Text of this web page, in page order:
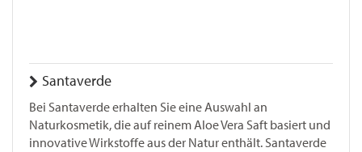
Santaverde
Bei Santaverde erhalten Sie eine Auswahl an
Naturkosmetik, die auf reinem Aloe Vera Saft basiert und
innovative Wirkstoffe aus der Natur enthält. Santaverde